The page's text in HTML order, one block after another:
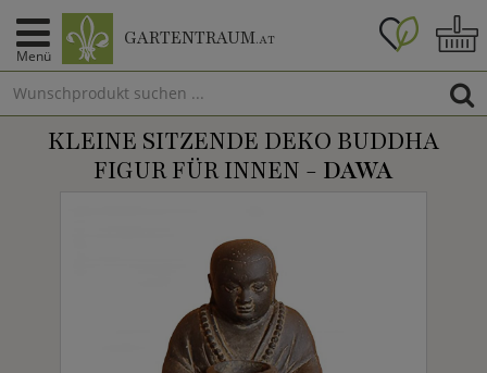
Menü
GARTENTRAUM.AT
KLEINE SITZENDE DEKO BUDDHA
FIGUR FÜR INNEN - DAWA